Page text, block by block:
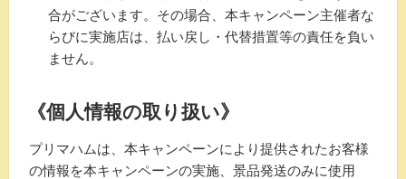
合がございます。その場合、本キャンペーン主催者な
らびに実施店は、払い戻し・代替措置等の責任を負い
ません。
《個人情報の取り扱い》
プリマハムは、本キャンペーンにより提供されたお客様
の情報を本キャンペーンの実施、景品発送のみに使用